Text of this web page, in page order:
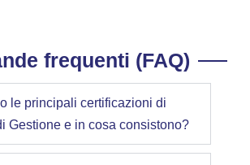
frequenti (FAQ)
le principali certificazioni di
Gestione e in cosa consistono?